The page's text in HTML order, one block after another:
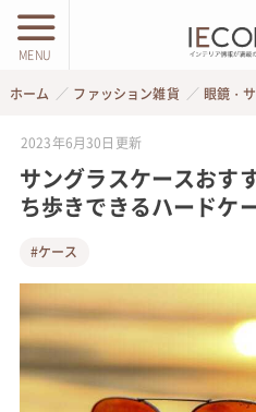
MENU
ホーム ファッション雑貨 眼鏡・
2023年6月30日 更新
サングラスケースおす
ち歩きできるハードケ
#ケース